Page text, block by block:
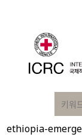
ethiopia-